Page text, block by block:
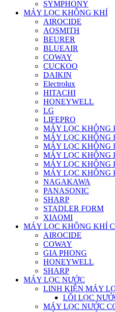
SYMPHONY
MÁY LỌC KHÔNG KHÍ
AIROCIDE
AOSMITH
BEURER
BLUEAIR
COWAY
CUCKOO
DAIKIN
Electrolux
HITACHI
HONEYWELL
LG
LIFEPRO
MÁY LỌC KHÔNG
MÁY LỌC KHÔNG
MÁY LỌC
MÁY LỌC KHÔNG
MÁY LỌC KHÔNG
MÁY LỌC KHÔNG
NAGAKAWA
PANASONIC
SHARP
STADLER FORM
XIAOMI
MÁY LỌC KHÔNG KHÍ
AIROCIDE
COWAY
GIA PHONG
HONEYWELL
SHARP
MÁY LỌC NƯỚC
LINH KIỆN MÁY
LÕI LỌC
MÁY LỌC NƯỚC